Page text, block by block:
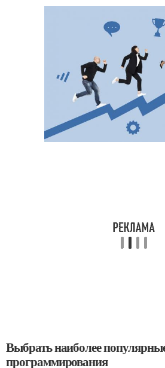
Выбрать наиболее
программирования